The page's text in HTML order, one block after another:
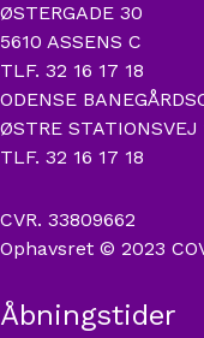
ØSTERGADE 30
5610 ASSENS C
TLF. 32 16 17 18
ODENSE
ØSTRE
TLF. 32 16 17 18
CVR. 33809662
Ophavsret © 2023
Åbningstider